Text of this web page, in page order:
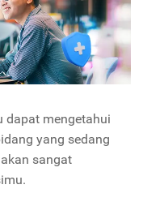
dapat mengetahui
yang sedang
sangat